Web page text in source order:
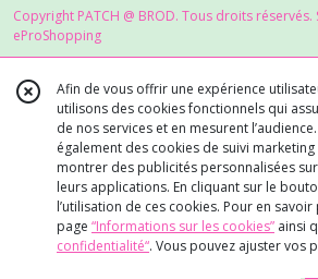
Copyright PATCH @ BROD. Tous droits réservés.
eProShopping
Afin de vous offrir une expérience
utilisons des cookies fonctionnels qui
de nos services et en mesurent
également des cookies de suivi
montrer des publicités personnalisées
leurs applications. En cliquant sur le
l’utilisation de ces cookies. Pour en
page “Informations sur les cookies” ainsi
confidentialité“. Vous pouvez ajuster vos